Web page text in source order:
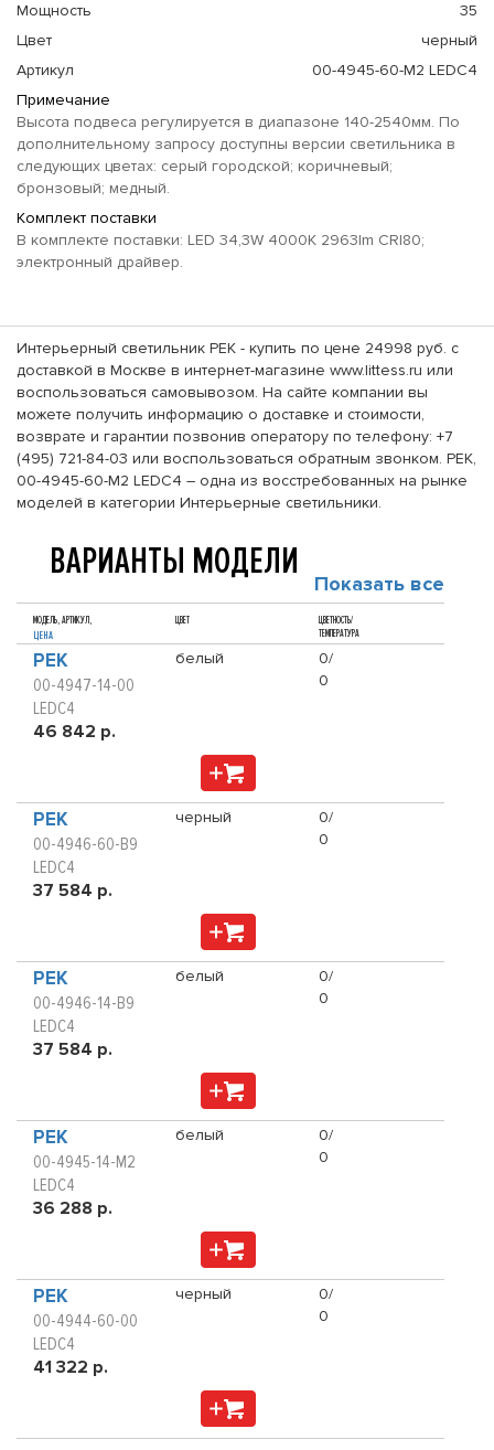
Мощность
35
Цвет
черный
Артикул
00-4945-60-M2 LEDC4
Примечание
Высота подвеса регулируется в диапазоне 140-2540мм. По
дополнительному запросу доступны версии светильника в
следующих цветах: серый городской; коричневый;
бронзовый; медный.
Комплект поставки
В комплекте поставки: LED 34,3W 4000K 2963lm CRI80;
электронный драйвер.
Интерьерный светильник PEK - купить по цене 24998 руб. с
доставкой в Москве в интернет-магазине www.littess.ru или
воспользоваться самовывозом. На сайте компании вы
можете получить информацию о доставке и стоимости,
возврате и гарантии позвонив оператору по телефону: +7
(495) 721-84-03 или воспользоваться обратным звонком. PEK,
00-4945-60-M2 LEDC4 – одна из восстребованных на рынке
моделей в категории Интерьерные светильники.
ВАРИАНТЫ МОДЕЛИ Показать все
МОДЕЛЬ, АРТИКУЛ,
ЦЕНА
ЦВЕТ
ЦВЕТНОСТЬ/
ТЕМПЕРАТУРА
PEK
00-4947-14-00
LEDC4
46 842 р.
белый
0/
0
PEK
00-4946-60-B9
LEDC4
37 584 р.
черный
0/
0
PEK
00-4946-14-B9
LEDC4
37 584 р.
белый
0/
0
PEK
00-4945-14-M2
LEDC4
36 288 р.
белый
0/
0
PEK
00-4944-60-00
LEDC4
41 322 р.
черный
0/
0